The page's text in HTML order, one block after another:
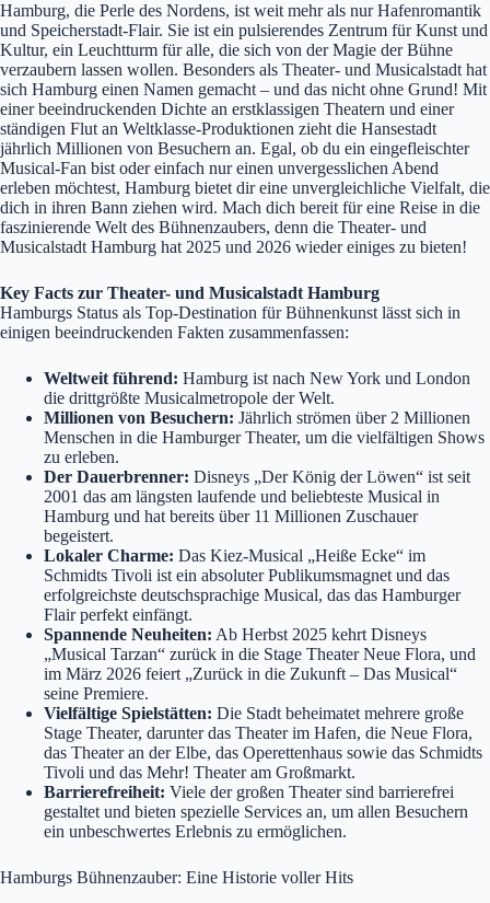
Hamburg, die Perle des Nordens, ist weit mehr als nur Hafenromantik
und Speicherstadt-Flair. Sie ist ein pulsierendes Zentrum für Kunst und
Kultur, ein Leuchtturm für alle, die sich von der Magie der Bühne
verzaubern lassen wollen. Besonders als Theater- und Musicalstadt hat
sich Hamburg einen Namen gemacht – und das nicht ohne Grund! Mit
einer beeindruckenden Dichte an erstklassigen Theatern und einer
ständigen Flut an Weltklasse-Produktionen zieht die Hansestadt
jährlich Millionen von Besuchern an. Egal, ob du ein eingefleischter
Musical-Fan bist oder einfach nur einen unvergesslichen Abend
erleben möchtest, Hamburg bietet dir eine unvergleichliche Vielfalt, die
dich in ihren Bann ziehen wird. Mach dich bereit für eine Reise in die
faszinierende Welt des Bühnenzaubers, denn die Theater- und
Musicalstadt Hamburg hat 2025 und 2026 wieder einiges zu bieten!
Key Facts zur Theater- und Musicalstadt Hamburg
Hamburgs Status als Top-Destination für Bühnenkunst lässt sich in
einigen beeindruckenden Fakten zusammenfassen:
Weltweit führend: Hamburg ist nach New York und London
die drittgrößte Musicalmetropole der Welt.
Millionen von Besuchern: Jährlich strömen über 2 Millionen
Menschen in die Hamburger Theater, um die vielfältigen Shows
zu erleben.
Der Dauerbrenner: Disneys „Der König der Löwen“ ist seit
2001 das am längsten laufende und beliebteste Musical in
Hamburg und hat bereits über 11 Millionen Zuschauer
begeistert.
Lokaler Charme: Das Kiez-Musical „Heiße Ecke“ im
Schmidts Tivoli ist ein absoluter Publikumsmagnet und das
erfolgreichste deutschsprachige Musical, das das Hamburger
Flair perfekt einfängt.
Spannende Neuheiten: Ab Herbst 2025 kehrt Disneys
„Musical Tarzan“ zurück in die Stage Theater Neue Flora, und
im März 2026 feiert „Zurück in die Zukunft – Das Musical“
seine Premiere.
Vielfältige Spielstätten: Die Stadt beheimatet mehrere große
Stage Theater, darunter das Theater im Hafen, die Neue Flora,
das Theater an der Elbe, das Operettenhaus sowie das Schmidts
Tivoli und das Mehr! Theater am Großmarkt.
Barrierefreiheit: Viele der großen Theater sind barrierefrei
gestaltet und bieten spezielle Services an, um allen Besuchern
ein unbeschwertes Erlebnis zu ermöglichen.
Hamburgs Bühnenzauber: Eine Historie voller Hits